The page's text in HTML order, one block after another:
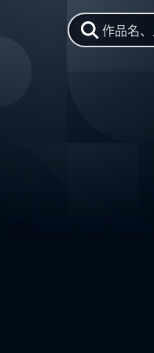
作品名